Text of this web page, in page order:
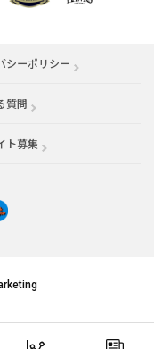
シーポリシー
質問
ト募集 （別ウィンドウで開く